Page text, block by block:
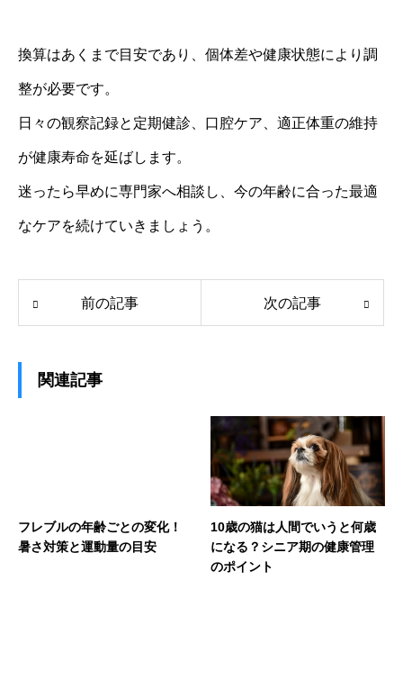
換算はあくまで目安であり、個体差や健康状態により調
整が必要です。
日々の観察記録と定期健診、口腔ケア、適正体重の維持
が健康寿命を延ばします。
迷ったら早めに専門家へ相談し、今の年齢に合った最適
なケアを続けていきましょう。
前の記事 次の記事
関連記事
フレブルの年齢ごとの変化！
暑さ対策と運動量の目安
10歳の猫は人間でいうと何歳
になる？シニア期の健康管理
のポイント